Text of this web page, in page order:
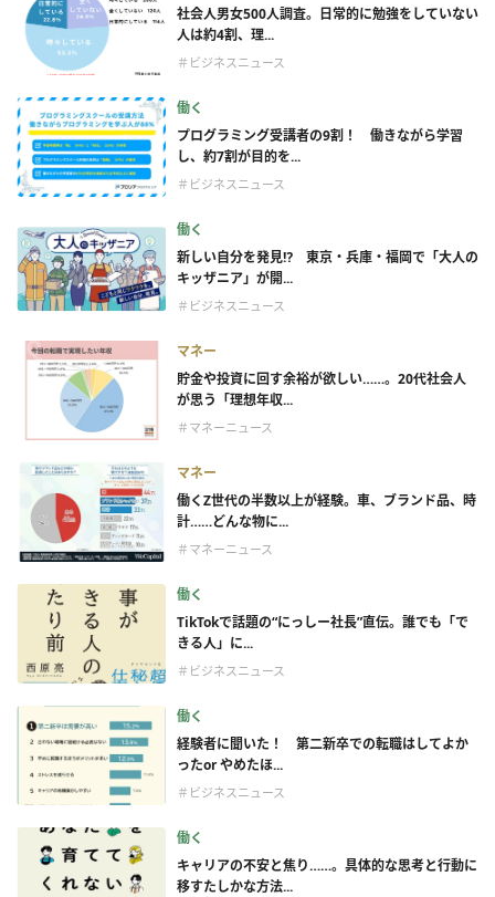
社会人男女500人調査。日常的に勉強をしていない
人は約4割、理...
＃ビジネスニュース
働く
プログラミング受講者の9割！ 働きながら学習
し、約7割が目的を...
＃ビジネスニュース
働く
新しい自分を発見⁉ 東京・兵庫・福岡で「大人の
キッザニア」が開...
＃ビジネスニュース
マネー
貯金や投資に回す余裕が欲しい……。20代社会人
が思う「理想年収...
＃マネーニュース
マネー
働くZ世代の半数以上が経験。車、ブランド品、時
計……どんな物に...
＃マネーニュース
働く
TikTokで話題の“にっしー社長”直伝。誰でも「で
きる人」に...
＃ビジネスニュース
働く
経験者に聞いた！ 第二新卒での転職はしてよか
ったor やめたほ...
＃ビジネスニュース
働く
キャリアの不安と焦り……。具体的な思考と行動に
移すたしかな方法...